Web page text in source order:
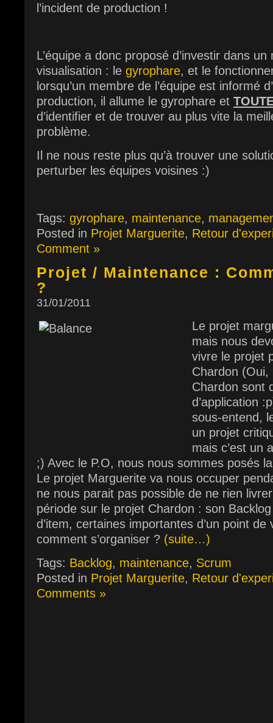
l’incident de production !
L’équipe a donc proposé d’investir dans
visualisation : le gyrophare, et le
lorsqu’un membre de l’équipe est informé
production, il allume le gyrophare et
d’identifier et de trouver au plus vite la
problème.
Il ne nous reste plus qu’à trouver une
perturber les équipes voisines :)
Tags: gyrophare, maintenance,
Posted in Projet Marguerite, Retour
Comment »
Projet / Maintenance :
?
31/01/2011
Le projet
mais nous
vivre le projet
Chardon
Chardon sont
d’application
sous-entend,
un projet
mais c’est un
;) Avec le P.O, nous nous sommes posés
Le projet Marguerite va nous occuper
ne nous parait pas possible de ne rien
période sur le projet Chardon : son
d’item, certaines importantes d’un point
comment s’organiser ? (suite…)
Tags: Backlog, maintenance, Scrum
Posted in Projet Marguerite, Retour
Comments »